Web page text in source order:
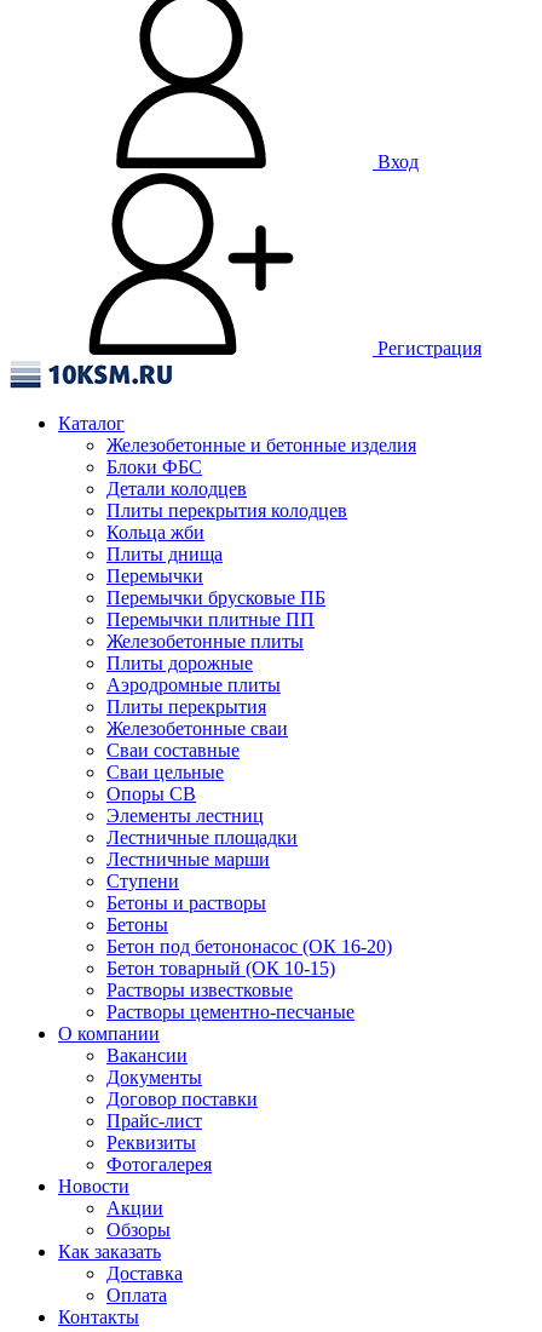
Вход
Регистрация
Каталог
Железобетонные и бетонные изделия
Блоки ФБС
Детали колодцев
Плиты перекрытия колодцев
Кольца жби
Плиты днища
Перемычки
Перемычки брусковые ПБ
Перемычки плитные ПП
Железобетонные плиты
Плиты дорожные
Аэродромные плиты
Плиты перекрытия
Железобетонные сваи
Сваи составные
Сваи цельные
Опоры СВ
Элементы лестниц
Лестничные площадки
Лестничные марши
Ступени
Бетоны и растворы
Бетоны
Бетон под бетононасос (ОК 16-20)
Бетон товарный (ОК 10-15)
Растворы известковые
Растворы цементно-песчаные
О компании
Вакансии
Документы
Договор поставки
Прайс-лист
Реквизиты
Фотогалерея
Новости
Акции
Обзоры
Как заказать
Доставка
Оплата
Контакты